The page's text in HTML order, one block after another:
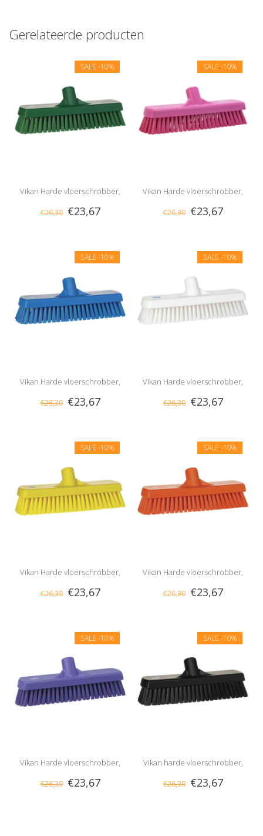
Gerelateerde producten
SALE -10%
Vikan Harde vloerschrobber,
Groen
€26,30 €23,67
SALE -10%
Vikan Harde vloerschrobber,
Roze
€26,30 €23,67
SALE -10%
Vikan Harde vloerschrobber,
Blauw
€26,30 €23,67
SALE -10%
Vikan Harde vloerschrobber,
Wit
€26,30 €23,67
SALE -10%
Vikan Harde vloerschrobber,
Geel
€26,30 €23,67
SALE -10%
Vikan Harde vloerschrobber,
Oranje
€26,30 €23,67
SALE -10%
Vikan Harde vloerschrobber,
Paars
€26,30 €23,67
SALE -10%
Vikan harde vloerschrobber,
zwart
€26,30 €23,67